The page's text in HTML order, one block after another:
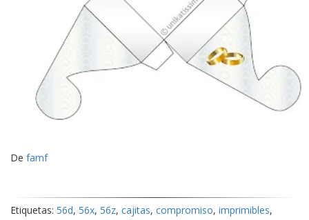
De famf
Etiquetas: 56d, 56x, 56z, cajitas, compromiso, imprimibles,